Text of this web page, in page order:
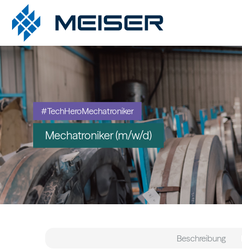
#TechHeroMechatroniker
Mechatroniker (m/w/d)
Beschreibung